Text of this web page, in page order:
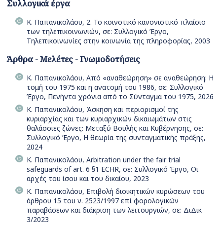
Συλλογικά έργα
Κ. Παπανικολάου, 2. Το κοινοτικό κανονιστικό πλαίσιο
των τηλεπικοινωνιών, σε: Συλλογικό Έργο,
Τηλεπικοινωνίες στην κοινωνία της πληροφορίας, 2003
Άρθρα - Μελέτες - Γνωμοδοτήσεις
Κ. Παπανικολάου, Από «αναθεώρηση» σε αναθεώρηση: Η
τομή του 1975 και η ανατομή του 1986, σε: Συλλογικό
Έργο, Πενήντα χρόνια από το Σύνταγμα του 1975, 2026
Κ. Παπανικολάου, Άσκηση και περιορισμοί της
κυριαρχίας και των κυριαρχικών δικαιωμάτων στις
θαλάσσιες ζώνες: Μεταξύ Βουλής και Κυβέρνησης, σε:
Συλλογικό Έργο, Η θεωρία της συνταγματικής πράξης,
2024
Κ. Παπανικολάου, Arbitration under the fair trial
safeguards of art. 6 §1 ECHR, σε: Συλλογικό Έργο, Οι
αρχές του ίσου και του δικαίου, 2023
Κ. Παπανικολάου, Επιβολή διοικητικών κυρώσεων του
άρθρου 15 του ν. 2523/1997 επί φορολογικών
παραβάσεων και διάκριση των λειτουργιών, σε: ΔιΔικ
3/2023